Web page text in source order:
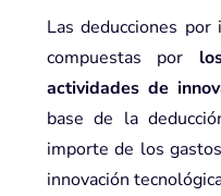
Las deducciones por
compuestas por
actividades de
base de la
importe de los
innovación